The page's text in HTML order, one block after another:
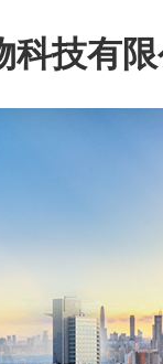
科技有